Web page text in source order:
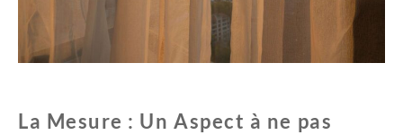
La Mesure : Un Aspect à ne pas